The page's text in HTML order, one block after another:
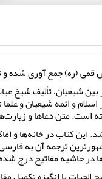
قمی (ره) جمع آوری
و ائمه شیعیان و
است. متن دعاها و
شد. این کتاب در
ترجمه آن به فارسی
در حاشیه مفاتیح درج